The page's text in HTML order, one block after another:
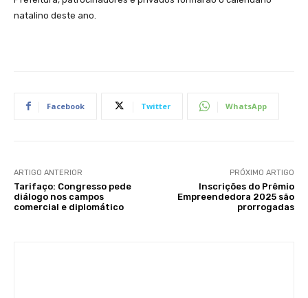
natalino deste ano.
Facebook Twitter WhatsApp
ARTIGO ANTERIOR
Tarifaço: Congresso pede
diálogo nos campos
comercial e diplomático
PRÓXIMO ARTIGO
Inscrições do Prêmio
Empreendedora 2025 são
prorrogadas